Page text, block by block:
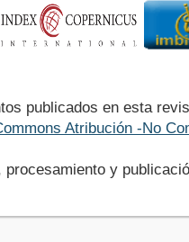
publicados en esta
Atribución -No
procesamiento y